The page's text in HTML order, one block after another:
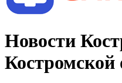
Новости
Костромской